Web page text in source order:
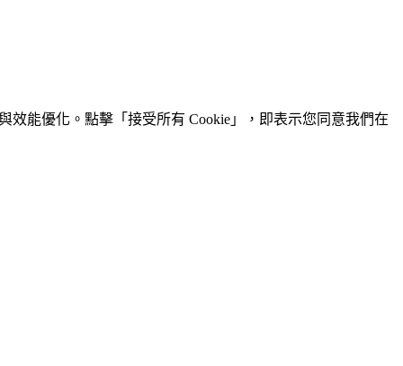
能優化。點擊「接受所有 Cookie」，即表示您同意我們在